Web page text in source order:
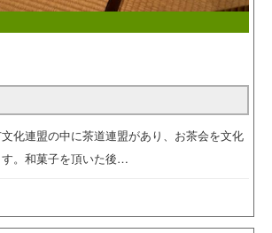
化連盟の中に茶道連盟があり、お茶会を文化
。和菓子を頂いた後…